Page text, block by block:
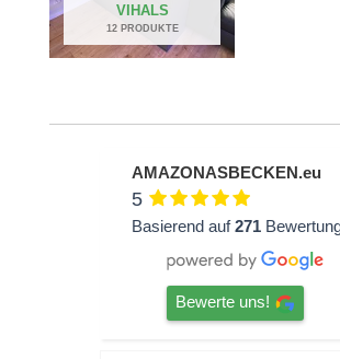
VIHALS
12 PRODUKTE
AMAZONASBECKEN.eu
5
Basierend auf271
Bewerte uns!